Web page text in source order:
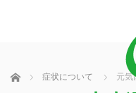
ホーム 症状について 元気